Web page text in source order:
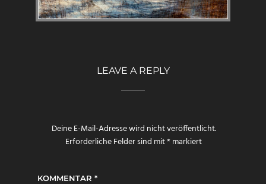
LEAVE A REPLY
Deine E-Mail-Adresse wird nicht veröffentlicht.
Erforderliche Felder sind mit*markiert
KOMMENTAR *